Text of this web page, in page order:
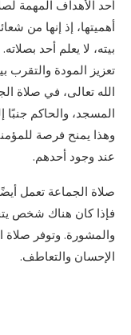
أحد الأهداف المهمة
أهميتها، إذ إنها من
بيته، لا يعلم أحد
تعزيز المودة والتقرب
الله تعالى، في صلاة
المسجد، والحاكم
وهذا يمنح فرصة
عند وجود أحدهم.
صلاة الجماعة تعمل
فإذا كان هناك شخص
والمشورة. وتوفر
الإحسان والتعاطف.